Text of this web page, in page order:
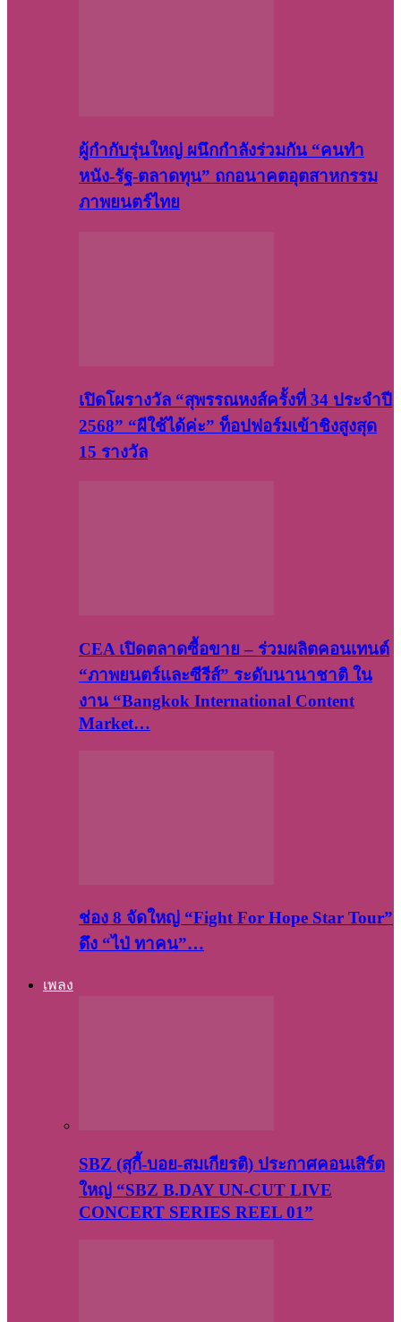
ผู้กำกับรุ่นใหญ่ ผนึกกำลังร่วมกัน “คนทำ
หนัง-รัฐ-ตลาดทุน” ถกอนาคตอุตสาหกรรม
ภาพยนตร์ไทย
เปิดโผรางวัล “สุพรรณหงส์ครั้งที่ 34 ประจำปี
2568” “ผีใช้ได้ค่ะ” ท็อปฟอร์มเข้าชิงสูงสุด
15 รางวัล
CEA เปิดตลาดซื้อขาย – ร่วมผลิตคอนเทนต์
“ภาพยนตร์และซีรีส์” ระดับนานาชาติ ใน
งาน “Bangkok International Content
Market…
ช่อง 8 จัดใหญ่ “Fight For Hope Star Tour”
ดึง “ไป่ ทาคน”…
เพลง
SBZ (สุกี้-บอย-สมเกียรติ) ประกาศคอนเสิร์ต
ใหญ่ “SBZ B.DAY UN-CUT LIVE
CONCERT SERIES REEL 01”